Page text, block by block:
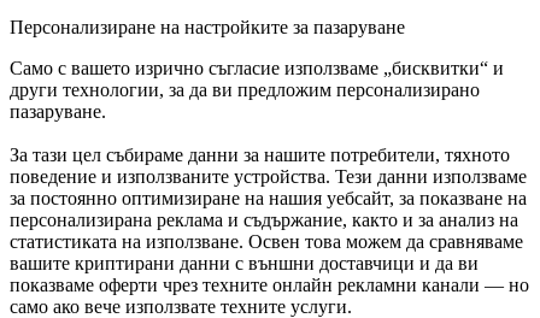
Персонализиране на настройките за пазаруване
Само с вашето изрично съгласие използваме „бисквитки“ и
други технологии, за да ви предложим персонализирано
пазаруване.
За тази цел събираме данни за нашите потребители, тяхното
поведение и използваните устройства. Тези данни използваме
за постоянно оптимизиране на нашия уебсайт, за показване на
персонализирана реклама и съдържание, както и за анализ на
статистиката на използване. Освен това можем да сравняваме
вашите криптирани данни с външни доставчици и да ви
показваме оферти чрез техните онлайн рекламни канали — но
само ако вече използвате техните услуги.